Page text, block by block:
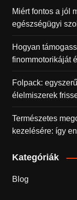
Miért fontos a jól
egészségügyi
Hogyan
finommotorikáját
Folpack:
élelmiszerek
Természetes
kezelésére: így
Kategóriák
Blog